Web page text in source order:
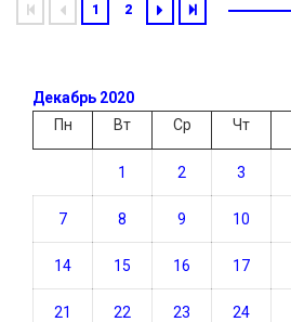
1 2
Декабрь 2020
Пн
Вт Ср Чт
1 2 3
7 8 9 10
14 15 16 17
21 22 23 24